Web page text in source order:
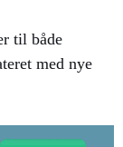
til både
med nye